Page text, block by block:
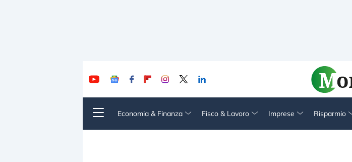
Economia & Finanza Fisco & Lavoro Imprese Risparmio